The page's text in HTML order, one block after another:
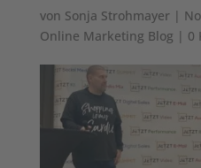
von Sonja Strohmayer|
Online Marketing Blog | 0